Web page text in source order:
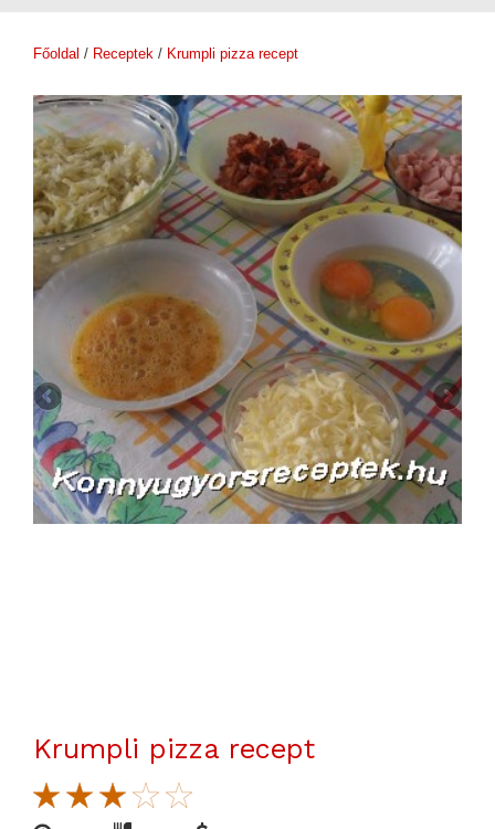
Főoldal / Receptek / Krumpli pizza recept
Krumpli pizza recept